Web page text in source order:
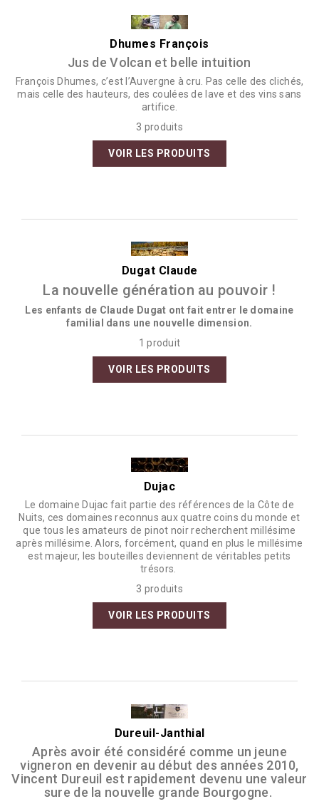
Dhumes François
Jus de Volcan et belle intuition
François Dhumes, c’est l’Auvergne à cru. Pas celle des clichés,
mais celle des hauteurs, des coulées de lave et des vins sans
artifice.
3 produits
VOIR LES PRODUITS
Dugat Claude
La nouvelle génération au pouvoir !
Les enfants de Claude Dugat ont fait entrer le domaine
familial dans une nouvelle dimension.
1 produit
VOIR LES PRODUITS
Dujac
Le domaine Dujac fait partie des références de la Côte de
Nuits, ces domaines reconnus aux quatre coins du monde et
que tous les amateurs de pinot noir recherchent millésime
après millésime. Alors, forcément, quand en plus le millésime
est majeur, les bouteilles deviennent de véritables petits
trésors.
3 produits
VOIR LES PRODUITS
Dureuil-Janthial
Après avoir été considéré comme un jeune
vigneron en devenir au début des années 2010,
Vincent Dureuil est rapidement devenu une valeur
sure de la nouvelle grande Bourgogne.